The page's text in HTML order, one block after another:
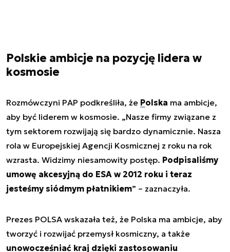
Polskie ambicje na pozycję lidera w
kosmosie
Rozmówczyni PAP podkreśliła, że Polska ma ambicje,
aby być liderem w kosmosie. „Nasze firmy związane z
tym sektorem rozwijają się bardzo dynamicznie. Nasza
rola w Europejskiej Agencji Kosmicznej z roku na rok
wzrasta. Widzimy niesamowity postęp. Podpisaliśmy
umowę akcesyjną do ESA w 2012 roku i teraz
jesteśmy siódmym płatnikiem” – zaznaczyła.
Prezes POLSA wskazała też, że Polska ma ambicje, aby
tworzyć i rozwijać przemysł kosmiczny, a także
unowocześniać kraj dzięki zastosowaniu